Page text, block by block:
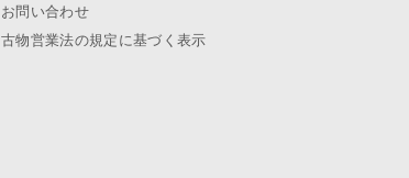
お問い合わせ
古物営業法の規定に基づく表示